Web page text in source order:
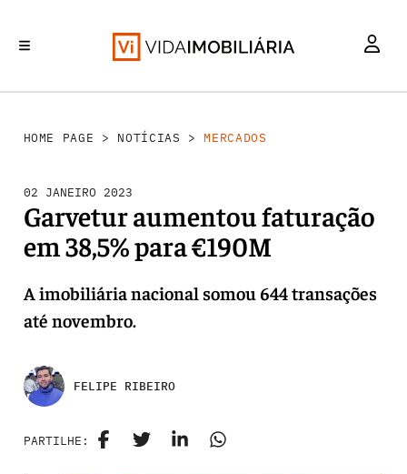
HOME PAGE > NOTÍCIAS >MERCADOS
02 JANEIRO 2023
Garvetur aumentou faturação
em 38,5% para €190M
A imobiliária nacional somou 644 transações
até novembro.
FELIPE RIBEIRO
PARTILHE: